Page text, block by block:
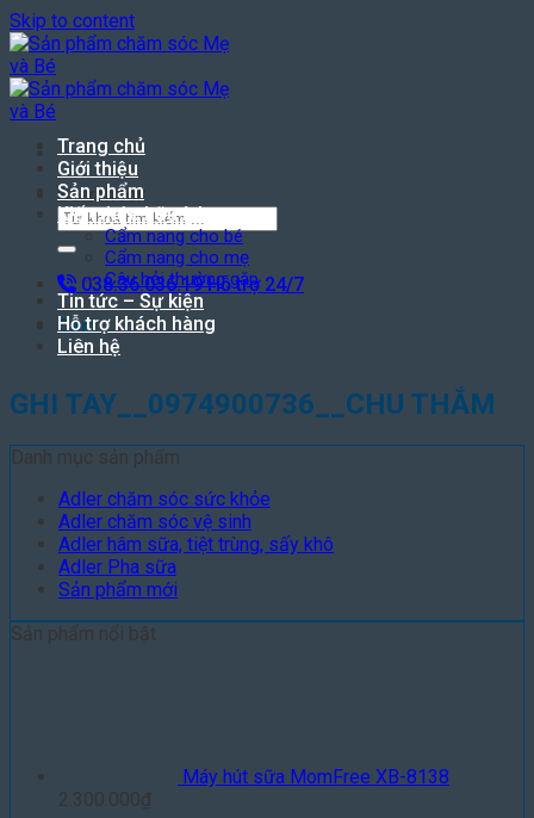
Skip to content
Search for:
038.36.036.19 Hỗ trợ 24/7
Cart
Trang chủ
Giới thiệu
Sản phẩm
Kiến thức hữu ích
Cẩm nang cho bé
Cẩm nang cho mẹ
Câu hỏi thường gặp
Tin tức – Sự kiện
Hỗ trợ khách hàng
Liên hệ
GHI TAY__0974900736__CHU THẮM
Danh mục sản phẩm
Adler chăm sóc sức khỏe
Adler chăm sóc vệ sinh
Adler hâm sữa, tiệt trùng, sấy khô
Adler Pha sữa
Sản phẩm mới
Sản phẩm nổi bật
Máy hút sữa MomFree XB-8138
2.300.000₫